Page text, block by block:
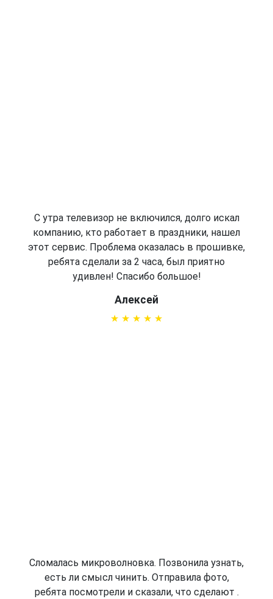
С утра телевизор не включился, долго искал
компанию, кто работает в праздники, нашел
этот сервис. Проблема оказалась в прошивке,
ребята сделали за 2 часа, был приятно
удивлен! Спасибо большое!
Алексей
Сломалась микроволновка. Позвонила узнать,
есть ли смысл чинить. Отправила фото,
ребята посмотрели и сказали, что сделают .